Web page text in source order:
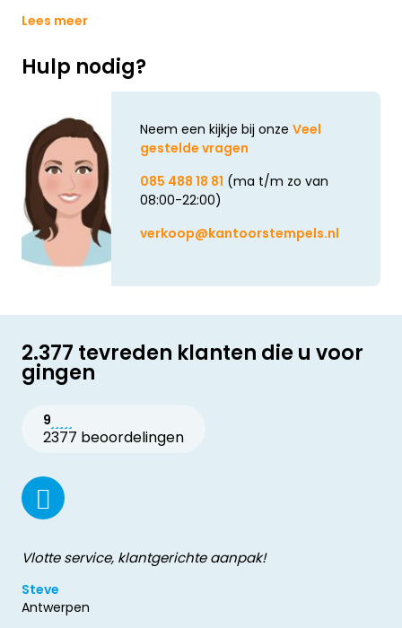
Lees meer
Hulp nodig?
Neem een kijkje bij onze Veel
gestelde vragen
085 488 18 81 (ma t/m zo van
08:00-22:00)
verkoop@kantoorstempels.nl
2.377 tevreden klanten die u voor
gingen
9
2377 beoordelingen
Vlotte service, klantgerichte aanpak!
Steve
Antwerpen